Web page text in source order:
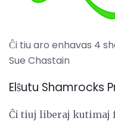
Ĉi tiu aro enhavas 4
Sue Chastain
Elŝutu Shamrocks
Ĉi tiuj liberaj kutimaj